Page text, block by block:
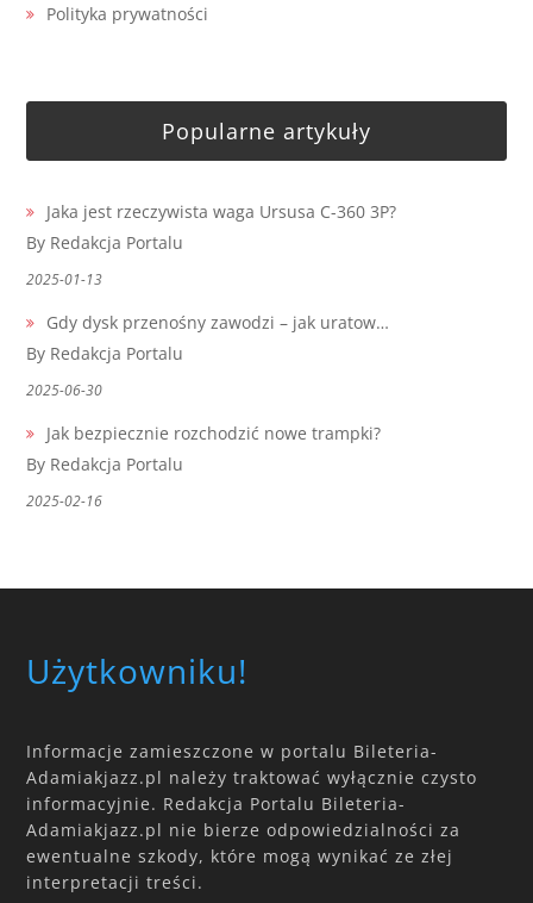
Polityka prywatności
Popularne artykuły
Jaka jest rzeczywista waga Ursusa C-360 3P?
By Redakcja Portalu
2025-01-13
Gdy dysk przenośny zawodzi – jak uratow…
By Redakcja Portalu
2025-06-30
Jak bezpiecznie rozchodzić nowe trampki?
By Redakcja Portalu
2025-02-16
Użytkowniku!
Informacje zamieszczone w portalu Bileteria-
Adamiakjazz.pl należy traktować wyłącznie czysto
informacyjnie. Redakcja Portalu Bileteria-
Adamiakjazz.pl nie bierze odpowiedzialności za
ewentualne szkody, które mogą wynikać ze złej
interpretacji treści.